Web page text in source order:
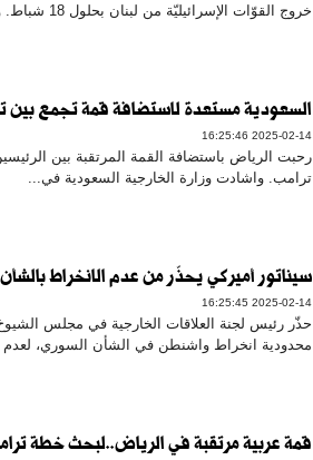
خروج القوّات الإسرائيليّة من لبنان بحلول 18 شباط. وقالت...
السعودية مستعدة لاستضافة قمة تجمع بين
2025-02-14 16:25:46
رحبت الرياض باستضافة القمة المرتقبة بين
ترامب. واشادت وزارة الخارجية السعودية في...
سيناتور أميركي يحذّر من عدم الانخراط
2025-02-14 16:25:45
حذّر رئيس لجنة العلاقات الخارجية في مجلس
محدودية انخراط واشنطن في الشأن السوري، لعدم
قمة عربية مرتقبة في الرياض..لبحث خطة